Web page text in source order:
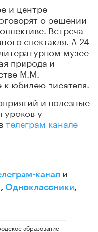
и центре
о решении
Встреча
спектакля. А 24
музее
природа и
М.М.
юбилею писателя.
и полезные
уроков у
телеграм-канале
канал и
, Одноклассники,
образование